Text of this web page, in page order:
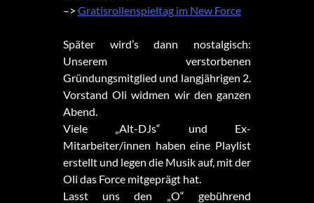
–> Gratisrollenspieltag im New Force
Später wird’s dann nostalgisch:
Unserem verstorbenen
Gründungsmitglied und langjährigen 2.
Vorstand Oli widmen wir den ganzen
Abend.
Viele „Alt-DJs“ und Ex-
Mitarbeiter/innen haben eine Playlist
erstellt und legen die Musik auf, mit der
Oli das Force mitgeprägt hat.
Lasst uns den „O“ gebührend